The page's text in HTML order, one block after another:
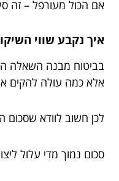
אם הכול מעורפל – זה
איך נקבע שווי
בביטוח מבנה השאלה
אלא כמה עולה להקים
לכן חשוב לוודא שסכום
סכום נמוך מדי עלול